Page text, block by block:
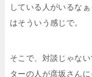
している人がいるな
はそういう感じで。
そこで、対談じゃな
ターの人が彦坂さん